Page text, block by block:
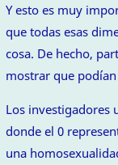
Y esto es muy
que todas esas
cosa. De hecho,
mostrar que
Los investigadores
donde el 0
una